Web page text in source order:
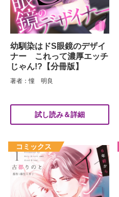
幼馴染はドS眼鏡のデザイ
ナー これって濃厚エッチ
じゃん!?【分冊版】
著者：憧 明良
試し読み＆詳細